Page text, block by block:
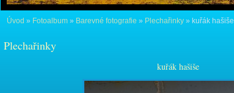
Úvod » Fotoalbum » Barevné fotografie » Plechařinky » kuřák hašiše
Plechařinky
kuřák hašiše